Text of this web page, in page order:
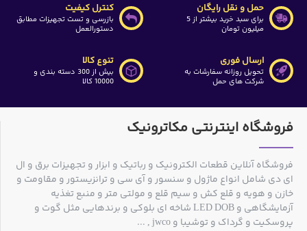
حمل و نقل رایگان
برای سبد خرید بیشتر از 5
میلیون تومان
کنترل کیفیت
بازرسی و تست تجهیزات مطابق
دستورالعمل
ارسال فوری
تحویل روزانه سفارشات به
شرکت های حمل
تنوع کالا
بیش از 300 دسته بندی و
10000 کالا
فروشگاه اینترنتی مکاترونیک
فروشگاه آنلاین قطعات الکترونیک و رباتیک و ابزار و تجهیزات برق و ال
ای دی شامل انواع ماژول و سنسور و آی سی و ترانزیستور و مقاومت و
خازن و هویه و قلع کش و سیم قلع و مولتی متر و منبع تغذیه
آزمایشگاهی و LED DOB شاخه ای بلوکی و برندهایی مثل گوت و
پروسکیت و گرداک و توشیبا و jwco , ...